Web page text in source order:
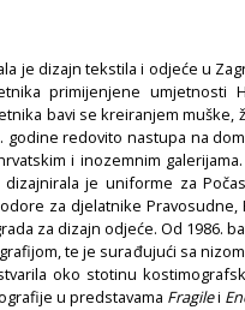
je dizajn tekstila i odjeće u
primijenjene umjetnosti
bavi se kreiranjem muške,
godine redovito nastupa na
i inozemnim
je uniforme za
za djelatnike Pravosudne,
za dizajn odjeće. Od 1986.
te je surađujući sa
oko stotinu
u predstavama Fragilei